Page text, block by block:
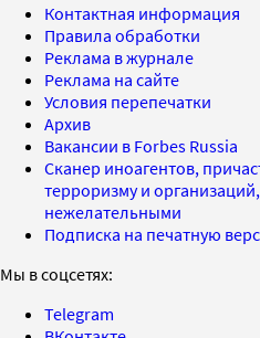
Контактная информация
Правила обработки
Реклама в журнале
Реклама на сайте
Условия перепечатки
Архив
Вакансии в Forbes Russia
Сканер иноагентов,
терроризму и
нежелательными
Подписка на печатную
Мы в соцсетях:
Telegram